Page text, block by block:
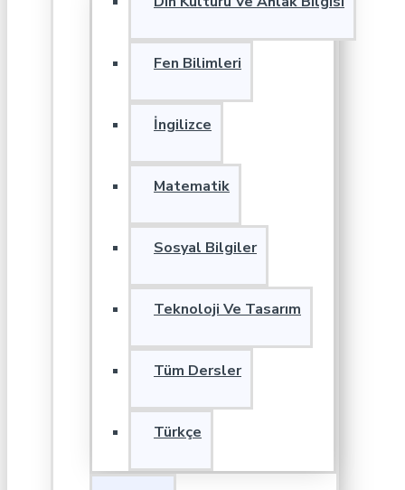
Fen Bilimleri
İngilizce
Matematik
Sosyal Bilgiler
Teknoloji Ve Tasarım
Tüm Dersler
Türkçe